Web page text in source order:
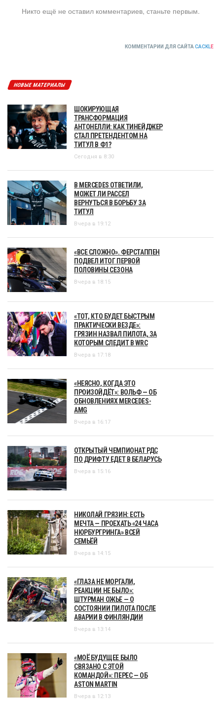
Никто ещё не оставил комментариев, станьте первым.
КОММЕНТАРИИ ДЛЯ САЙТА CACKLE
НОВЫЕ МАТЕРИАЛЫ
ШОКИРУЮЩАЯ
ТРАНСФОРМАЦИЯ
АНТОНЕЛЛИ: КАК ТИНЕЙДЖЕР
СТАЛ ПРЕТЕНДЕНТОМ НА
ТИТУЛ В Ф1?
Сегодня в 8:30
В MERCEDES ОТВЕТИЛИ,
МОЖЕТ ЛИ РАССЕЛ
ВЕРНУТЬСЯ В БОРЬБУ ЗА
ТИТУЛ
Вчера в 19:12
«ВСЕ СЛОЖНО». ФЕРСТАППЕН
ПОДВЕЛ ИТОГ ПЕРВОЙ
ПОЛОВИНЫ СЕЗОНА
Вчера в 18:15
«ТОТ, КТО БУДЕТ БЫСТРЫМ
ПРАКТИЧЕСКИ ВЕЗДЕ»:
ГРЯЗИН НАЗВАЛ ПИЛОТА, ЗА
КОТОРЫМ СЛЕДИТ В WRC
Вчера в 17:18
«НЕЯСНО, КОГДА ЭТО
ПРОИЗОЙДЁТ»: ВОЛЬФ — ОБ
ОБНОВЛЕНИЯХ MERCEDES-
AMG
Вчера в 16:17
ОТКРЫТЫЙ ЧЕМПИОНАТ РДС
ПО ДРИФТУ ЕДЕТ В БЕЛАРУСЬ
Вчера в 15:16
НИКОЛАЙ ГРЯЗИН: ЕСТЬ
МЕЧТА — ПРОЕХАТЬ «24 ЧАСА
НЮРБУРГРИНГА» ВСЕЙ
СЕМЬЁЙ
Вчера в 14:15
«ГЛАЗА НЕ МОРГАЛИ,
РЕАКЦИИ НЕ БЫЛО»:
ШТУРМАН ОЖЬЕ — О
СОСТОЯНИИ ПИЛОТА ПОСЛЕ
АВАРИИ В ФИНЛЯНДИИ
Вчера в 13:14
«МОЁ БУДУЩЕЕ БЫЛО
СВЯЗАНО С ЭТОЙ
КОМАНДОЙ»: ПЕРЕС — ОБ
ASTON MARTIN
Вчера в 12:13